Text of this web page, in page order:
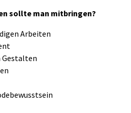
sollte man mitbringen?
Arbeiten
Gestalten